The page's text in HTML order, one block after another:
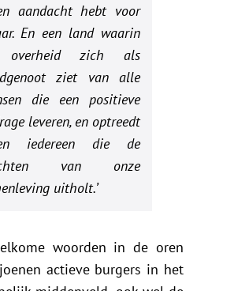
aandacht hebt voor
En een land waarin
overheid zich als
ziet van alle
die een positieve
leveren, en optreedt
iedereen die de
van onze
uitholt.’
woorden in de oren
actieve burgers in het